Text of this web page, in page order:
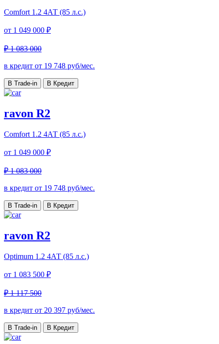
Comfort 1.2 4АТ (85 л.с.)
от 1 049 000 ₽
₽ 1 083 000
в кредит от 19 748 руб/мес.
В Trade-in В Кредит
ravon R2
Comfort 1.2 4АТ (85 л.с.)
от 1 049 000 ₽
₽ 1 083 000
в кредит от 19 748 руб/мес.
В Trade-in В Кредит
ravon R2
Optimum 1.2 4АТ (85 л.с.)
от 1 083 500 ₽
₽ 1 117 500
в кредит от 20 397 руб/мес.
В Trade-in В Кредит